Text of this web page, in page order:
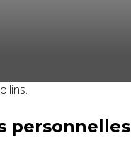
personnelles